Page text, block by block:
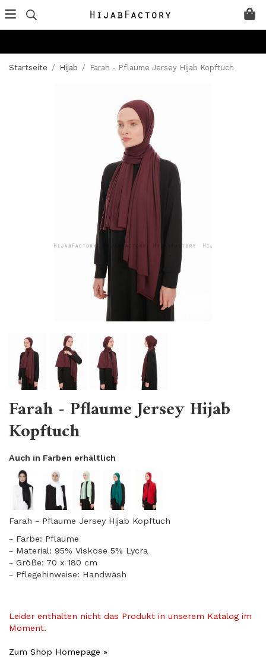
Startseite / Hijab / Farah - Pflaume Jersey Hijab Kopftuch
Farah - Pflaume Jersey Hijab
Kopftuch
Auch in Farben erhältlich
Farah - Pflaume Jersey Hijab Kopftuch
- Farbe: Pflaume
- Material: 95% Viskose 5% Lycra
- Größe: 70 x 180 cm
- Pflegehinweise: Handwäsh
Leider enthalten nicht das Produkt in unserem Katalog im
Moment.
Zum Shop Homepage »